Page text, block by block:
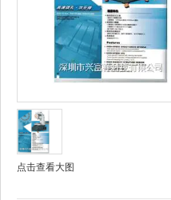
点击查看大图